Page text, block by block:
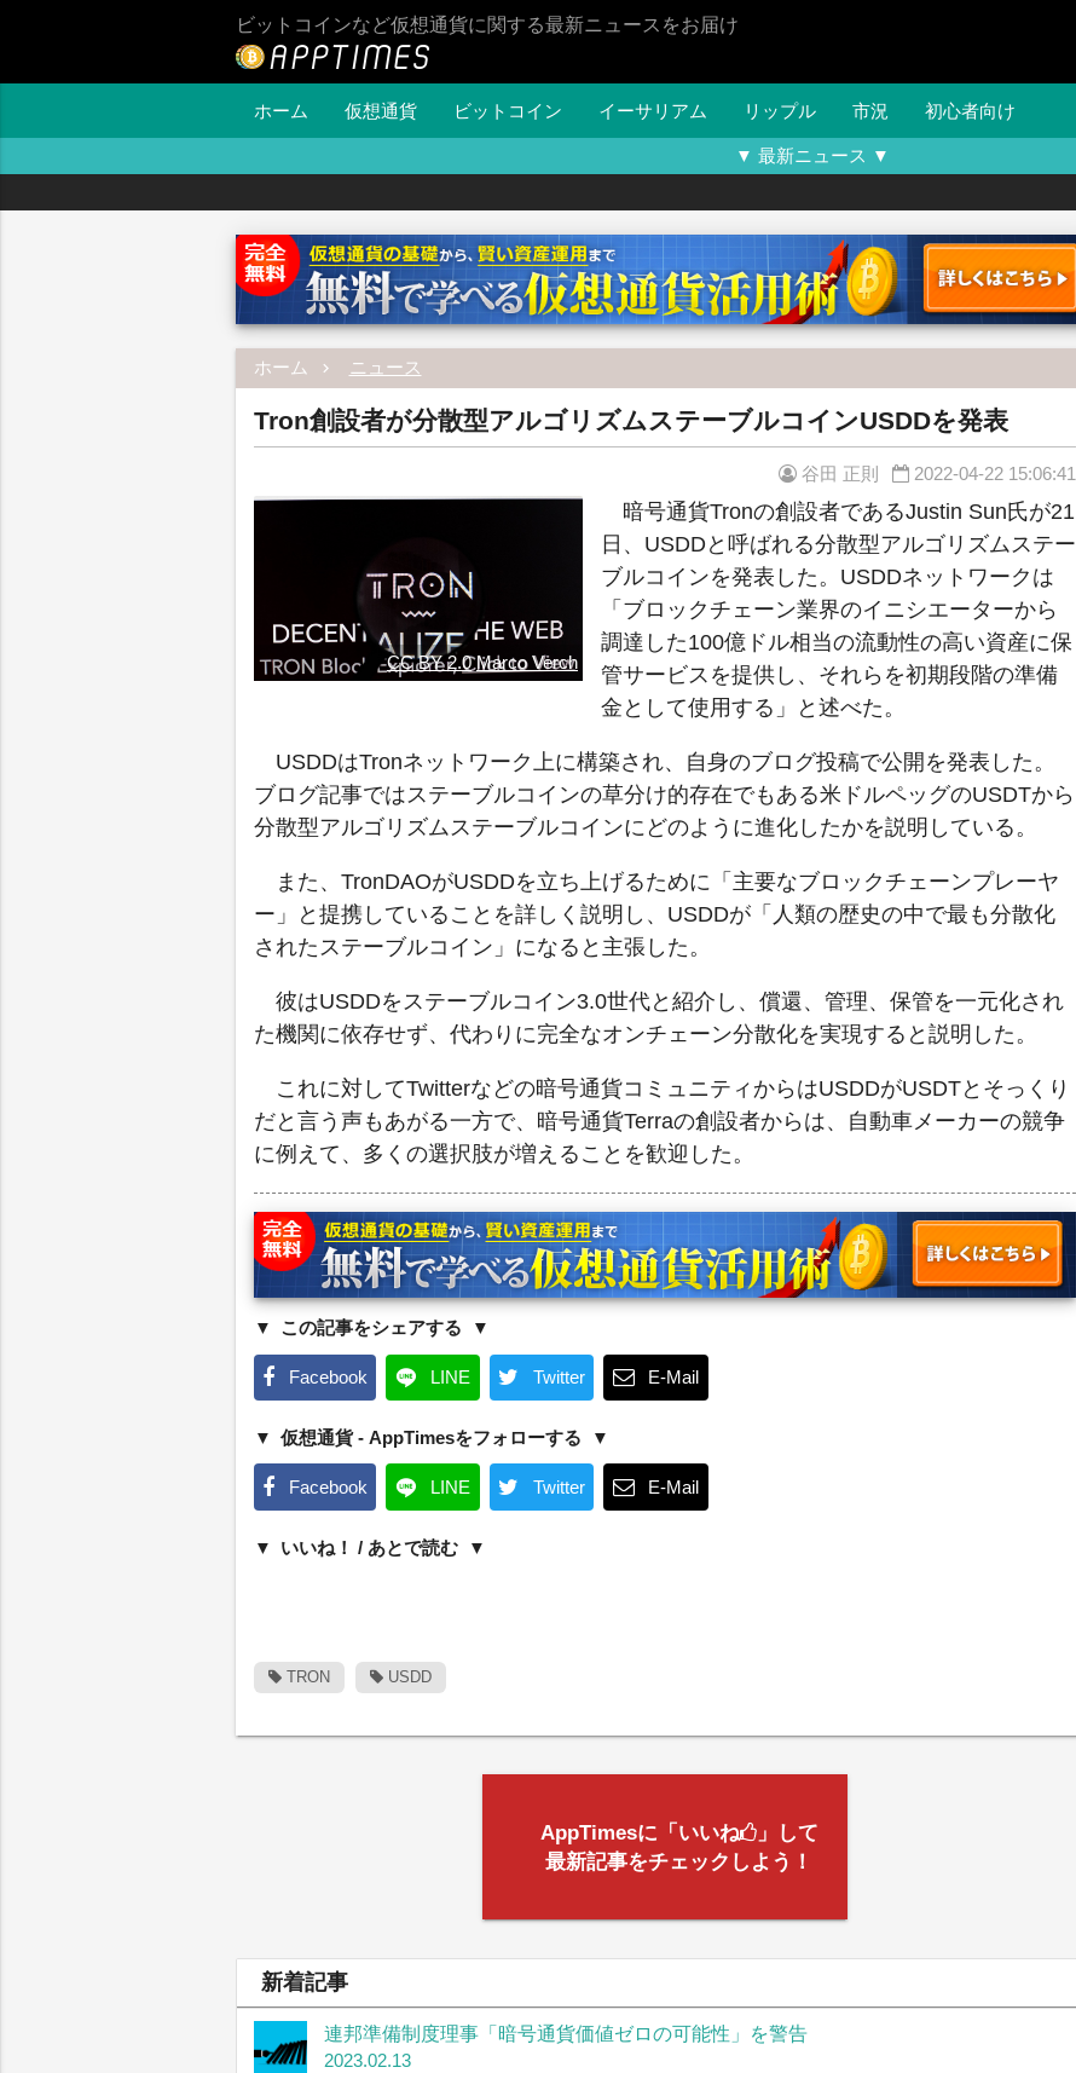
ビットコインなど仮想通貨に関する最新ニュースをお届け
ホーム 仮想通貨 ビットコイン イーサリアム リップル 市況 初心者向け
▼ 最新ニュース ▼
ホーム ニュース
Tron創設者が分散型アルゴリズムステーブルコインUSDDを発表
谷田 正則 2022-04-22 15:06:41
CC BY 2.0 Marco Verch
暗号通貨Tronの創設者であるJustin Sun氏が21
日、USDDと呼ばれる分散型アルゴリズムステー
ブルコインを発表した。USDDネットワークは
「ブロックチェーン業界のイニシエーターから
調達した100億ドル相当の流動性の高い資産に保
管サービスを提供し、それらを初期段階の準備
金として使用する」と述べた。
USDDはTronネットワーク上に構築され、自身のブログ投稿で公開を発表した。
ブログ記事ではステーブルコインの草分け的存在でもある米ドルペッグのUSDTから
分散型アルゴリズムステーブルコインにどのように進化したかを説明している。
また、TronDAOがUSDDを立ち上げるために「主要なブロックチェーンプレーヤ
ー」と提携していることを詳しく説明し、USDDが「人類の歴史の中で最も分散化
されたステーブルコイン」になると主張した。
彼はUSDDをステーブルコイン3.0世代と紹介し、償還、管理、保管を一元化され
た機関に依存せず、代わりに完全なオンチェーン分散化を実現すると説明した。
これに対してTwitterなどの暗号通貨コミュニティからはUSDDがUSDTとそっくり
だと言う声もあがる一方で、暗号通貨Terraの創設者からは、自動車メーカーの競争
に例えて、多くの選択肢が増えることを歓迎した。
この記事をシェアする
Facebook LINE Twitter E-Mail
仮想通貨 - AppTimesをフォローする
Facebook LINE Twitter E-Mail
いいね！ / あとで読む
TRON USDD
AppTimesに「いいね
」して
最新記事をチェックしよう！
新着記事
連邦準備制度理事「暗号通貨価値ゼロの可能性」を警告
2023.02.13